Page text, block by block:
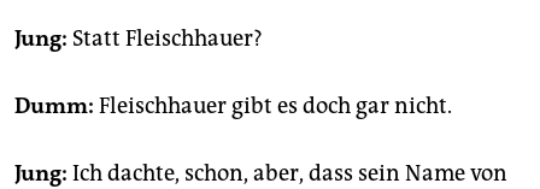
Jung: Statt Fleischhauer?
Dumm: Fleischhauer gibt es doch gar nicht.
Jung: Ich dachte, schon, aber, dass sein Name von